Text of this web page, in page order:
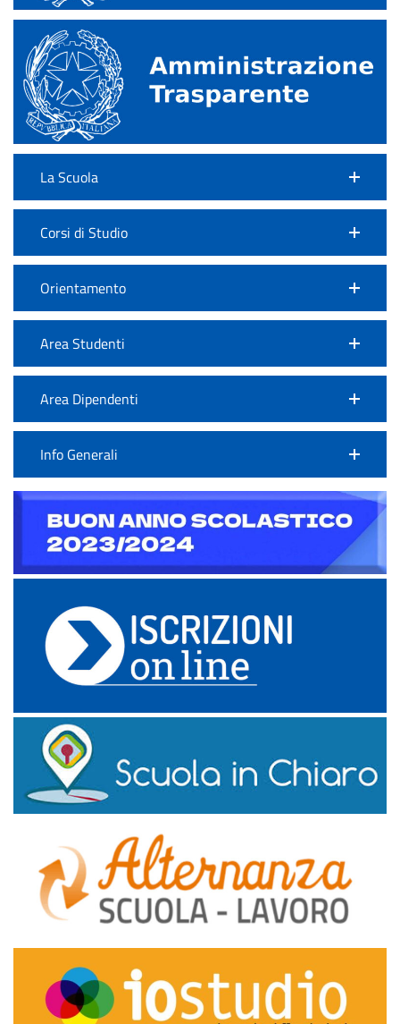
La Scuola
Corsi di Studio
Orientamento
Area Studenti
Area Dipendenti
Info Generali